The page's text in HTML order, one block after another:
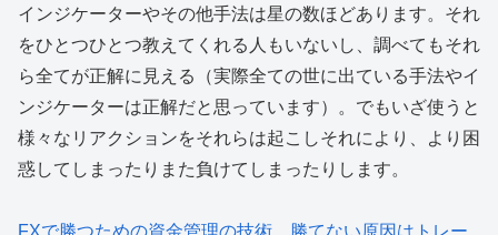
インジケーターやその他手法は星の数ほどあります。それ
をひとつひとつ教えてくれる人もいないし、調べてもそれ
ら全てが正解に見える（実際全ての世に出ている手法やイ
ンジケーターは正解だと思っています）。でもいざ使うと
様々なリアクションをそれらは起こしそれにより、より困
惑してしまったりまた負けてしまったりします。